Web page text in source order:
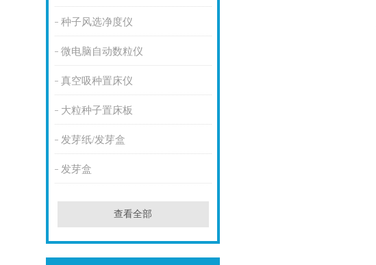
种子风选净度仪
微电脑自动数粒仪
真空吸种置床仪
大粒种子置床板
发芽纸/发芽盒
发芽盒
查看全部